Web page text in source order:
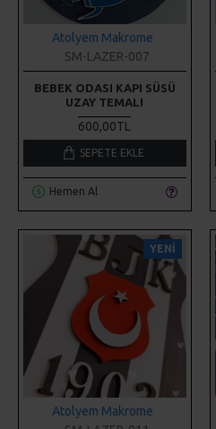
BEBEK ODASI KAPI SÜSÜ
UZAY TEMALI
600,00TL
SEPETE EKLE
Hemen Al
YENI
Atolyem Makrome
SM-LAZER-011
BEŞIKTAŞ TARAFTAR BEBEK
ODASI KAPI SÜSÜ